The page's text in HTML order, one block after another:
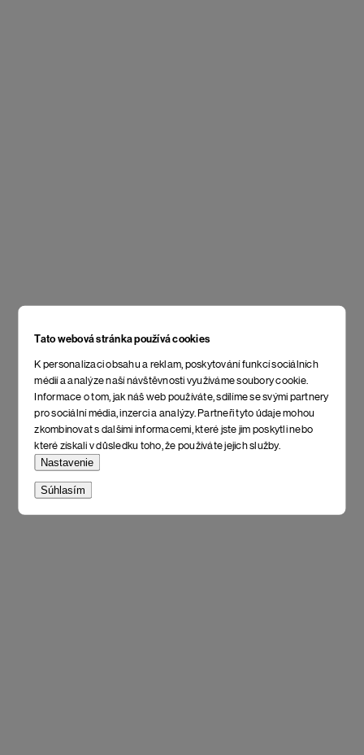
Tato webová stránka používá cookies
K personalizaci obsahu a reklam, poskytování funkcí sociálních
médií a analýze naší návštěvnosti využíváme soubory cookie.
Informace o tom, jak náš web používáte, sdílíme se svými partnery
pro sociální média, inzerci a analýzy. Partneři tyto údaje mohou
zkombinovat s dalšími informacemi, které jste jim poskytli nebo
které získali v důsledku toho, že používáte jejich služby.
Nastavenie
Súhlasím